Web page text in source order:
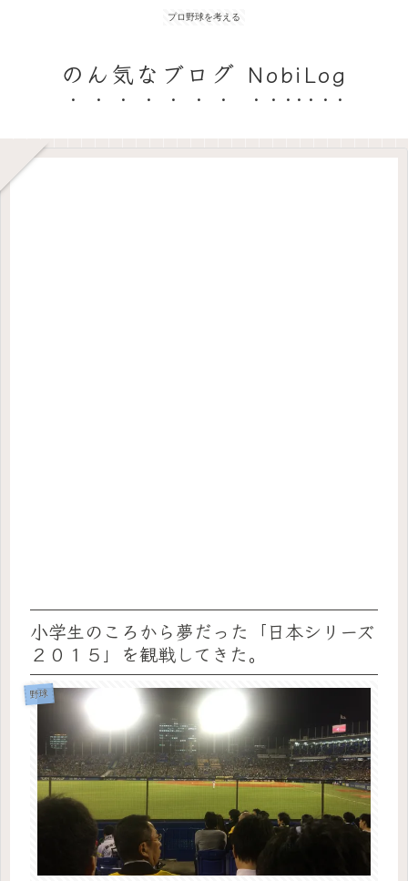
プロ野球を考える
のん気なブログ NobiLog
小学生のころから夢だった「日本シリーズ
２０１５」を観戦してきた。
野球